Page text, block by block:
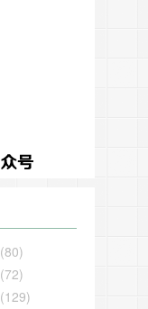
(80)
(72)
(129)